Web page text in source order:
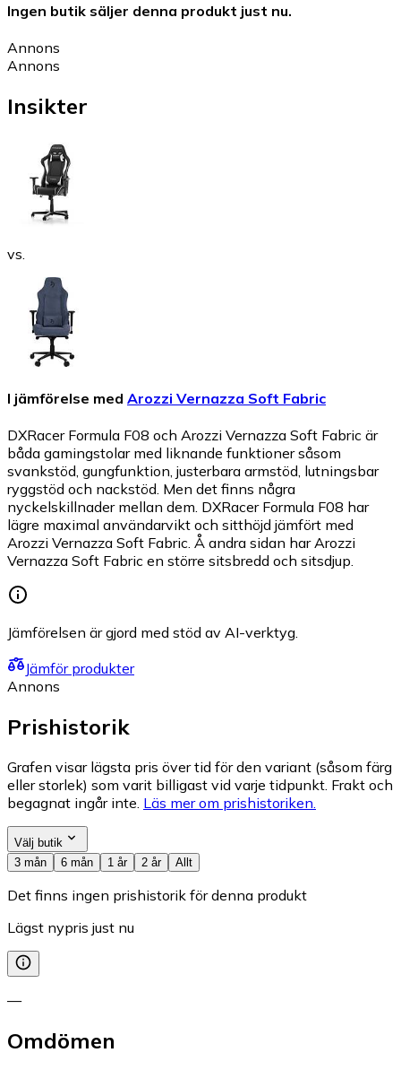
Ingen butik säljer denna produkt just nu.
Annons
Annons
Insikter
vs.
I jämförelse med Arozzi Vernazza Soft Fabric
DXRacer Formula F08 och Arozzi Vernazza Soft Fabric är
båda gamingstolar med liknande funktioner såsom
svankstöd, gungfunktion, justerbara armstöd, lutningsbar
ryggstöd och nackstöd. Men det finns några
nyckelskillnader mellan dem. DXRacer Formula F08 har
lägre maximal användarvikt och sitthöjd jämfört med
Arozzi Vernazza Soft Fabric. Å andra sidan har Arozzi
Vernazza Soft Fabric en större sitsbredd och sitsdjup.
Jämförelsen är gjord med stöd av AI-verktyg.
Jämför produkter
Annons
Prishistorik
Grafen visar lägsta pris över tid för den variant (såsom färg
eller storlek) som varit billigast vid varje tidpunkt. Frakt och
begagnat ingår inte. Läs mer om prishistoriken.
Välj butik
3 mån
6 mån 1 år 2 år Allt
Det finns ingen prishistorik för denna produkt
Lägst nypris just nu
—
Omdömen